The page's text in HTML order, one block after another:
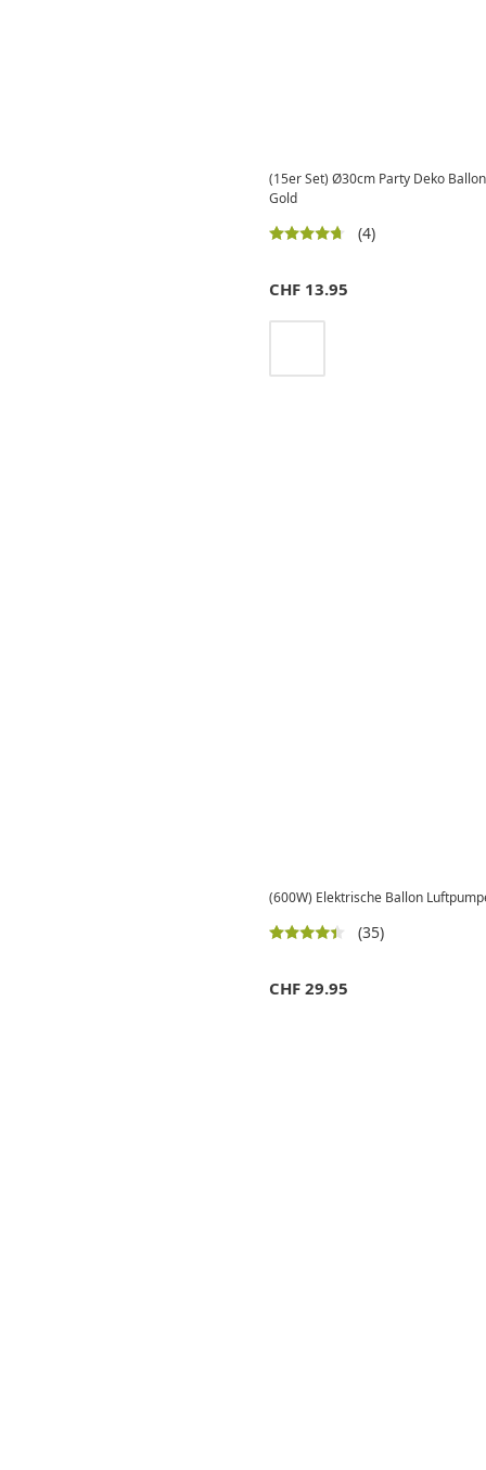
(15er Set) Ø30cm Party Deko
Gold
(4)
CHF 13.95
(600W) Elektrische Ballon
(35)
CHF 29.95